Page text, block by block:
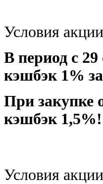
Условия
В период с
кэшбэк 1%
При закупке
кэшбэк 1,5%!
Условия